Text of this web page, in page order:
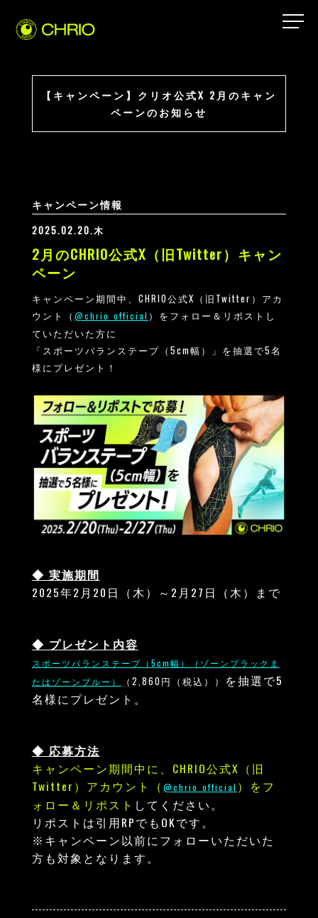
【キャンペーン】クリオ公式X 2月のキャン
ペーンのお知らせ
キャンペーン情報
2025.02.20.木
2月のCHRIO公式X（旧Twitter）キャン
ペーン
キャンペーン期間中、CHRIO公式X（旧Twitter）アカ
ウント（ @chrio_official ）をフォロー＆リポストし
ていただいた方に
「スポーツバランステープ（5cm幅）」を抽選で5名
様にプレゼント！
◆ 実施期間
2025年2月20日（木）～2月27日（木）まで
◆ プレゼント内容
スポーツバランステープ（5cm幅）（ゾーンブラックま
たはゾーンブルー）
（2,860円（税込）） を抽選で5
名様にプレゼント。
◆ 応募方法
キャンペーン期間中に、CHRIO公式X（旧
Twitter）アカウント（ @chrio_official ）をフ
ォロー＆リポスト してください。
リポストは引用RPでもOKです。
※キャンペーン以前にフォローいただいた
方も対象となります。